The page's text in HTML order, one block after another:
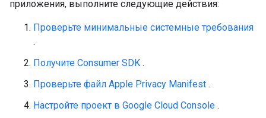
приложения, выполните следующие действия:
Проверьте минимальные системные требования
.
Получите Consumer SDK .
Проверьте файл Apple Privacy Manifest .
Настройте проект в Google Cloud Console .